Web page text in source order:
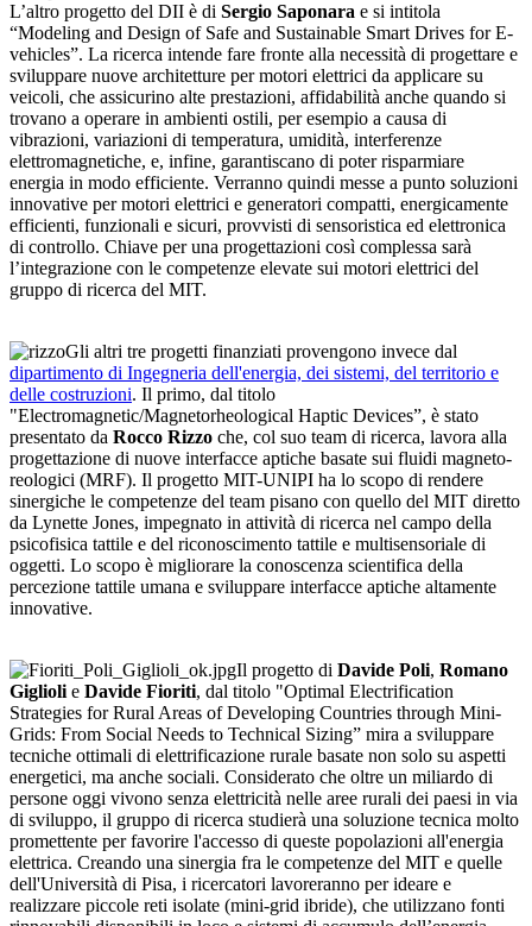
L’altro progetto del DII è di Sergio Saponara e si intitola
“Modeling and Design of Safe and Sustainable Smart Drives for E-
vehicles”. La ricerca intende fare fronte alla necessità di progettare e
sviluppare nuove architetture per motori elettrici da applicare su
veicoli, che assicurino alte prestazioni, affidabilità anche quando si
trovano a operare in ambienti ostili, per esempio a causa di
vibrazioni, variazioni di temperatura, umidità, interferenze
elettromagnetiche, e, infine, garantiscano di poter risparmiare
energia in modo efficiente. Verranno quindi messe a punto soluzioni
innovative per motori elettrici e generatori compatti, energicamente
efficienti, funzionali e sicuri, provvisti di sensoristica ed elettronica
di controllo. Chiave per una progettazioni così complessa sarà
l’integrazione con le competenze elevate sui motori elettrici del
gruppo di ricerca del MIT.
Gli altri tre progetti finanziati provengono invece dal
dipartimento di Ingegneria dell'energia, dei sistemi, del territorio e
delle costruzioni. Il primo, dal titolo
"Electromagnetic/Magnetorheological Haptic Devices”, è stato
presentato da Rocco Rizzo che, col suo team di ricerca, lavora alla
progettazione di nuove interfacce aptiche basate sui fluidi magneto-
reologici (MRF). Il progetto MIT-UNIPI ha lo scopo di rendere
sinergiche le competenze del team pisano con quello del MIT diretto
da Lynette Jones, impegnato in attività di ricerca nel campo della
psicofisica tattile e del riconoscimento tattile e multisensoriale di
oggetti. Lo scopo è migliorare la conoscenza scientifica della
percezione tattile umana e sviluppare interfacce aptiche altamente
innovative.
Il progetto di Davide Poli, Romano
Giglioli e Davide Fioriti, dal titolo "Optimal Electrification
Strategies for Rural Areas of Developing Countries through Mini-
Grids: From Social Needs to Technical Sizing” mira a sviluppare
tecniche ottimali di elettrificazione rurale basate non solo su aspetti
energetici, ma anche sociali. Considerato che oltre un miliardo di
persone oggi vivono senza elettricità nelle aree rurali dei paesi in via
di sviluppo, il gruppo di ricerca studierà una soluzione tecnica molto
promettente per favorire l'accesso di queste popolazioni all'energia
elettrica. Creando una sinergia fra le competenze del MIT e quelle
dell'Università di Pisa, i ricercatori lavoreranno per ideare e
realizzare piccole reti isolate (mini-grid ibride), che utilizzano fonti